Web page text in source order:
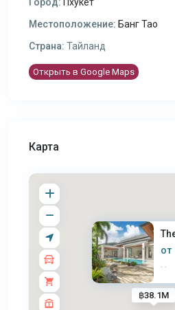
Город: Пхукет
Местоположение: Банг Тао
Страна: Тайланд
Открыть в Google Maps
Карта
฿38.1M
от
· ·